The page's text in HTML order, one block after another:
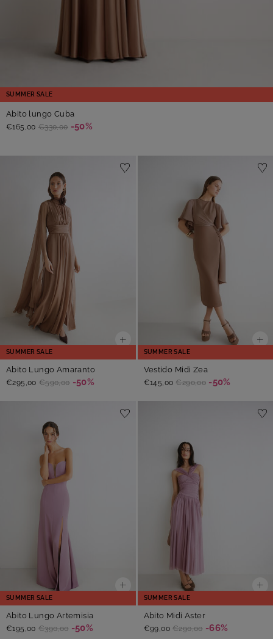
SUMMER SALE
Abito lungo Cuba
€165,00 €330,00 -50%
SUMMER SALE
Abito Lungo Amaranto
€295,00 €590,00 -50%
SUMMER SALE
Vestido Midi Zea
€145,00 €290,00 -50%
SUMMER SALE
Abito Lungo Artemisia
€195,00 €390,00 -50%
SUMMER SALE
Abito Midi Aster
€99,00 €290,00 -66%